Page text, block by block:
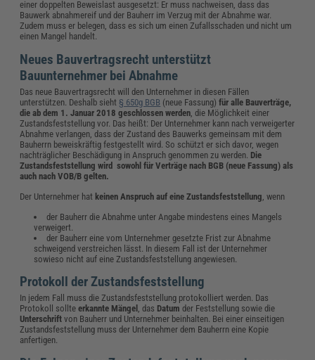
einer doppelten Beweislast ausgesetzt: Er muss nachweisen, dass das
Bauwerk abnahmereif und der Bauherr im Verzug mit der Abnahme war.
Zudem muss er belegen, dass es sich um einen Zufallsschaden und nicht um
einen Mangel handelt.
Neues Bauvertragsrecht unterstützt
Bauunternehmer bei Abnahme
Das neue Bauvertragsrecht will den Unternehmer in diesen Fällen
unterstützen. Deshalb sieht § 650g BGB (neue Fassung) für alle Bauverträge,
die ab dem 1. Januar 2018 geschlossen werden, die Möglichkeit einer
Zustandsfeststellung vor. Das heißt: Der Unternehmer kann nach verweigerter
Abnahme verlangen, dass der Zustand des Bauwerks gemeinsam mit dem
Bauherrn beweiskräftig festgestellt wird. So schützt er sich davor, wegen
nachträglicher Beschädigung in Anspruch genommen zu werden. Die
Zustandsfeststellung wird sowohl für Verträge nach BGB (neue Fassung) als
auch nach VOB/B gelten.
Der Unternehmer hat keinen Anspruch auf eine Zustandsfeststellung, wenn
der Bauherr die Abnahme unter Angabe mindestens eines Mangels
verweigert.
der Bauherr eine vom Unternehmer gesetzte Frist zur Abnahme
schweigend verstreichen lässt. In diesem Fall ist der Unternehmer
sowieso nicht auf eine Zustandsfeststellung angewiesen.
Protokoll der Zustandsfeststellung
In jedem Fall muss die Zustandsfeststellung protokolliert werden. Das
Protokoll sollteerkannte Mängel , das Datum der Feststellung sowie die
Unterschrift von Bauherr und Unternehmer beinhalten. Bei einer einseitigen
Zustandsfeststellung muss der Unternehmer dem Bauherrn eine Kopie
anfertigen.